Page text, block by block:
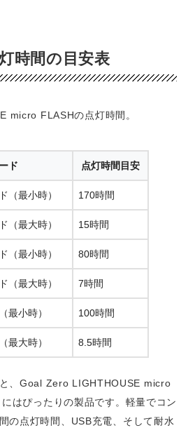
時間の目安表
micro FLASHの点灯時間。
ド 点灯時間目安
（最小時） 170時間
（最大時） 15時間
（最小時） 80時間
（最大時） 7時間
最小時） 100時間
最大時） 8.5時間
、Goal Zero LIGHTHOUSE micro
はぴったりの製品です。軽量でコン
の点灯時間、USB充電、そして耐水